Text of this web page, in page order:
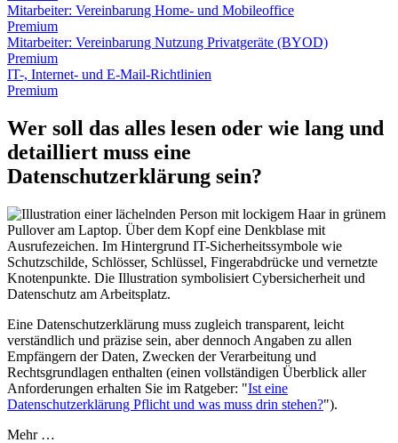
Mitarbeiter: Vereinbarung Home- und Mobileoffice
Premium
Mitarbeiter: Vereinbarung Nutzung Privatgeräte (BYOD)
Premium
IT-, Internet- und E-Mail-Richtlinien
Premium
Wer soll das alles lesen oder wie lang und
detailliert muss eine
Datenschutzerklärung sein?
Eine Datenschutzerklärung muss zugleich transparent, leicht
verständlich und präzise sein, aber dennoch Angaben zu allen
Empfängern der Daten, Zwecken der Verarbeitung und
Rechtsgrundlagen enthalten (einen vollständigen Überblick aller
Anforderungen erhalten Sie im Ratgeber: "Ist eine
Datenschutzerklärung Pflicht und was muss drin stehen?").
Mehr …